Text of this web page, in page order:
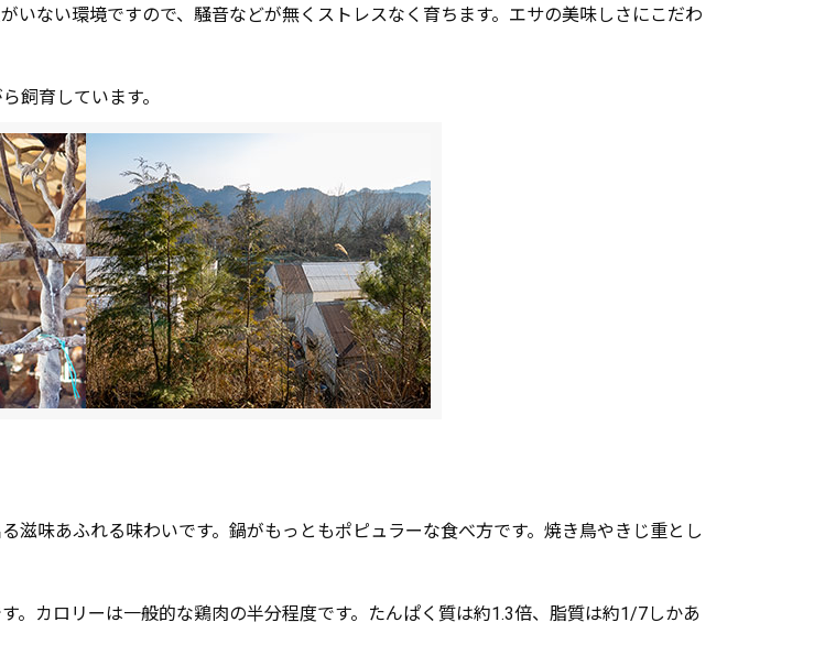
いない環境ですので、騒音などが無くストレスなく育ちます。エサの美味しさにこだわ
飼育しています。
滋味あふれる味わいです。鍋がもっともポピュラーな食べ方です。焼き鳥やきじ重とし
。カロリーは一般的な鶏肉の半分程度です。たんぱく質は約1.3倍、脂質は約1/7しかあ